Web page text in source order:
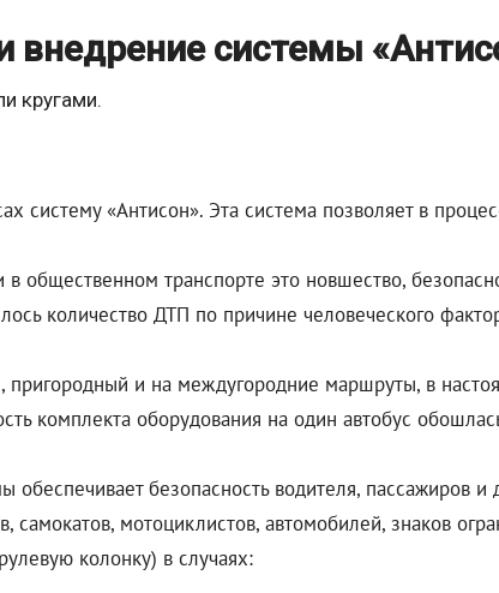
внедрение системы
кругами.
систему «Антисон». Эта система позволяет в
общественном транспорте это новшество,
количество ДТП по причине человеческого
пригородный и на междугородние маршруты, в
комплекта оборудования на один автобус
обеспечивает безопасность водителя, пассажиров
мотоциклистов, автомобилей, знаков
колонку) в случаях: